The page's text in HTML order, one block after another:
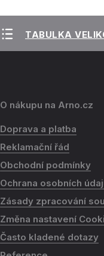
TABULKA
O nákupu na Arno.cz
Doprava a platba
Reklamační řád
Obchodní podmínky
Ochrana osobních
Zásady zpracování
Změna nastavení
Často kladené dotazy